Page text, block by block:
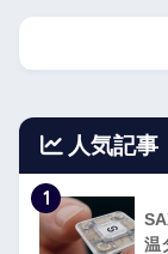
人気記事
1
温